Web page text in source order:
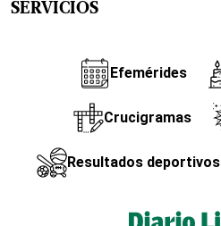
SERVICIOS
Efemérides
Crucigramas
Resultados deportivos